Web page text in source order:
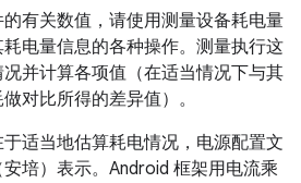
有关数值，请使用测量设备耗电量
电量信息的各种操作。测量执行这
并计算各项值（在适当情况下与其
对比所得的差异值）。
适当地估算耗电情况，电源配置文
培）表示。Android 框架用电流乘